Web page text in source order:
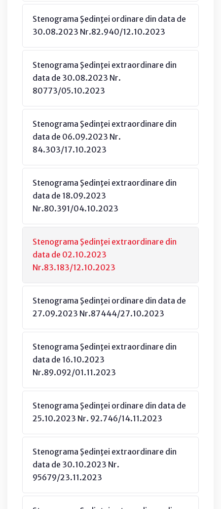
Stenograma Şedinţei ordinare din data de
30.08.2023 Nr.82.940/12.10.2023
Stenograma Şedinţei extraordinare din
data de 30.08.2023 Nr.
80773/05.10.2023
Stenograma Şedinţei extraordinare din
data de 06.09.2023 Nr.
84.303/17.10.2023
Stenograma Şedinţei extraordinare din
data de 18.09.2023
Nr.80.391/04.10.2023
Stenograma Şedinţei extraordinare din
data de 02.10.2023
Nr.83.183/12.10.2023
Stenograma Şedinţei ordinare din data de
27.09.2023 Nr.87444/27.10.2023
Stenograma Şedinţei extraordinare din
data de 16.10.2023
Nr.89.092/01.11.2023
Stenograma Şedinţei ordinare din data de
25.10.2023 Nr. 92.746/14.11.2023
Stenograma Şedinţei extraordinare din
data de 30.10.2023 Nr.
95679/23.11.2023